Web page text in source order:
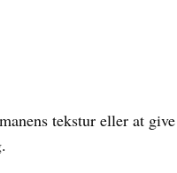
tekstur eller at